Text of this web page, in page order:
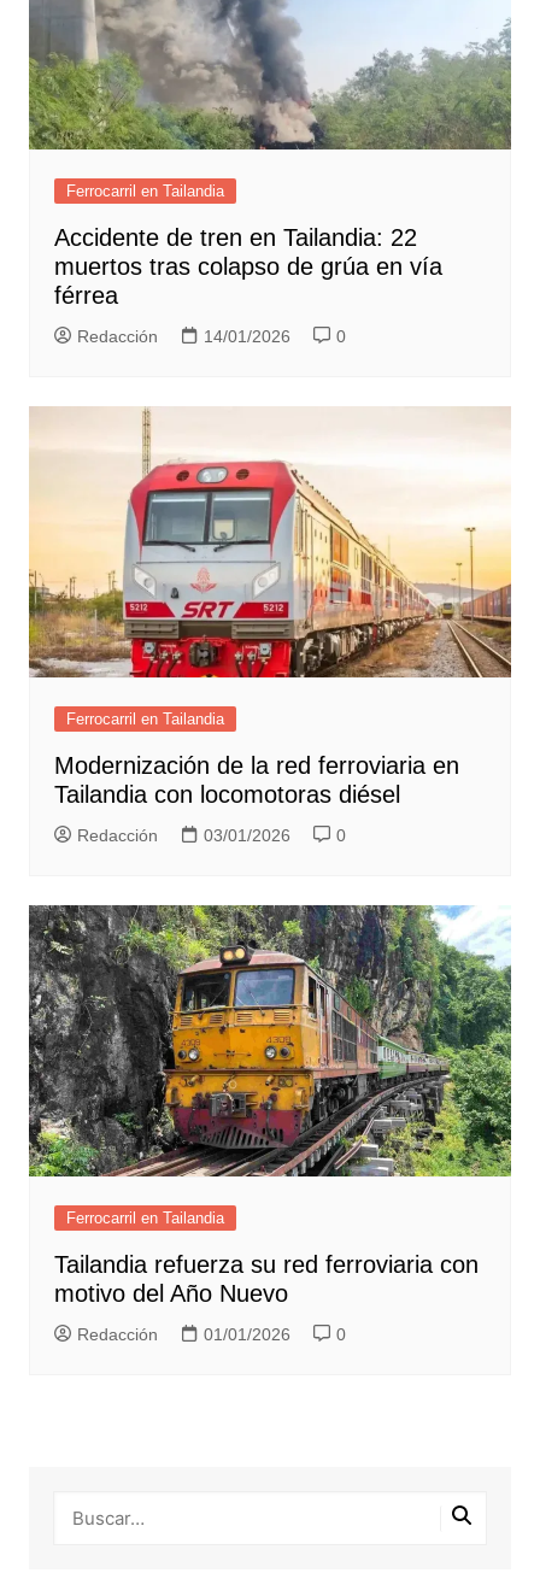
Ferrocarril en Tailandia
Accidente de tren en Tailandia: 22
muertos tras colapso de grúa en vía
férrea
Redacción 14/01/2026 0
Ferrocarril en Tailandia
Modernización de la red ferroviaria en
Tailandia con locomotoras diésel
Redacción 03/01/2026 0
Ferrocarril en Tailandia
Tailandia refuerza su red ferroviaria con
motivo del Año Nuevo
Redacción 01/01/2026 0